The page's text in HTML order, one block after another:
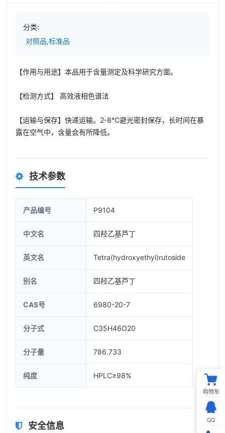
分类:
对照品,标准品
【作用与用途】本品用于含量测定及科学研究方面。
【检测方式】 高效液相色谱法
【运输与保存】快递运输。2-8℃避光密封保存，长时间在暴
露在空气中，含量会有所降低。
技术参数
产品编号 P9104
中文名 四羟乙基芦丁
英文名 Tetra(hydroxyethyl)rutoside
别名 四羟乙基芦丁
CAS号 6980-20-7
分子式 C35H46O20
分子量 786.733
纯度 HPLC≥98%
安全信息
购物车
QQ